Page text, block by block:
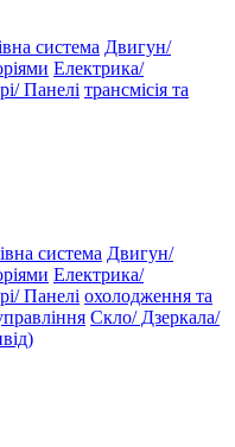
система Двигун/
Електрика/
Панелі трансмісія та
система Двигун/
Електрика/
Панелі охолодження та
Скло/ Дзеркала/